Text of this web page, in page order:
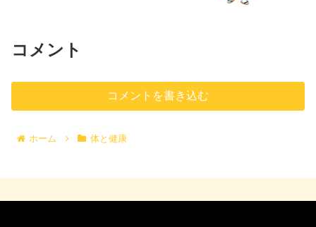
コメント
コメントを書き込む
ホーム 体と健康